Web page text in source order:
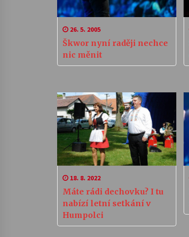
26. 5. 2005
Škwor nyní raději nechce
nic měnit
18. 8. 2022
Máte rádi dechovku? I tu
nabízí letní setkání v
Humpolci